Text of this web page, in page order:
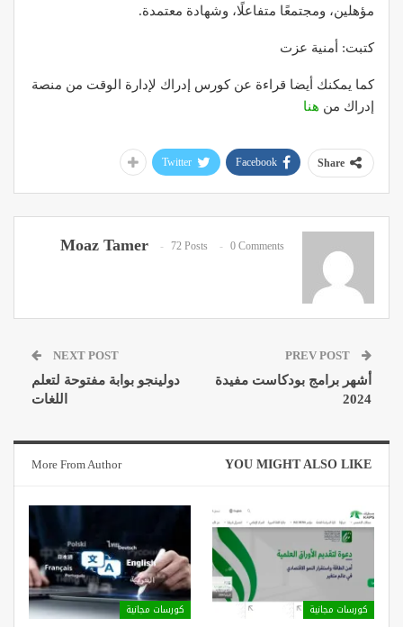
مؤهلين، ومجتمعًا متفاعلًا، وشهادة معتمدة.
كتبت: أمنية عزت
كما يمكنك أيضا قراءة عن كورس إدراك لإدارة الوقت من منصة
إدراك من هنا
Share
Facebook
Twitter
Moaz Tamer 72 Posts 0 Comments
أشهر برامج بودكاست مفيدة
2024
NEXT POST
دولينجو بوابة مفتوحة لتعلم
اللغات
YOU MIGHT ALSO LIKE
More From Author
كورسات مجانية كورسات مجانية